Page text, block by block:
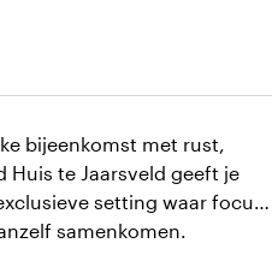
bijeenkomst met rust,
Huis te Jaarsveld geeft je
setting waar focus,
samenkomen.